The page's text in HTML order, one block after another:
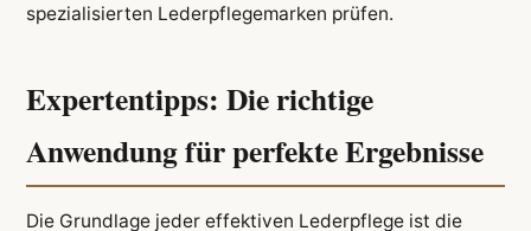
spezialisierten Lederpflegemarken prüfen.
Expertentipps: Die richtige
Anwendung für perfekte Ergebnisse
Die Grundlage jeder effektiven Lederpflege ist die